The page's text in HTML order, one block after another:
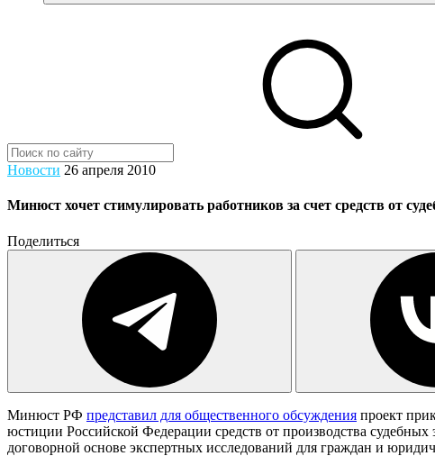
Новости 26 апреля 2010
Минюст хочет стимулировать работников за счет средств от
Поделиться
Минюст РФ представил для общественного обсуждения проект
юстиции Российской Федерации средств от производства
договорной основе экспертных исследований для граждан и